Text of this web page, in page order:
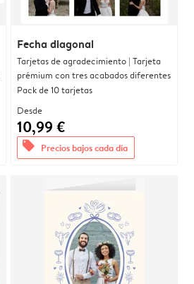
Fecha diagonal
Tarjetas de agradecimiento | Tarjeta
prémium con tres acabados diferentes
Pack de 10 tarjetas
Desde
10,99 €
offers Precios bajos cada día